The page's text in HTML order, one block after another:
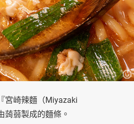
宮崎辣麵（Miyazaki
蒟蒻製成的麵條。